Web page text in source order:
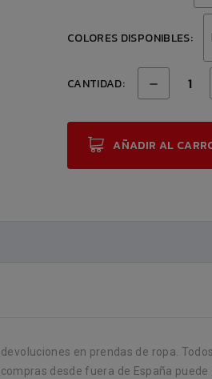
COLORES DISPONIBLES:
CANTIDAD:
AÑADIR AL
en prendas de ropa.
desde fuera de España